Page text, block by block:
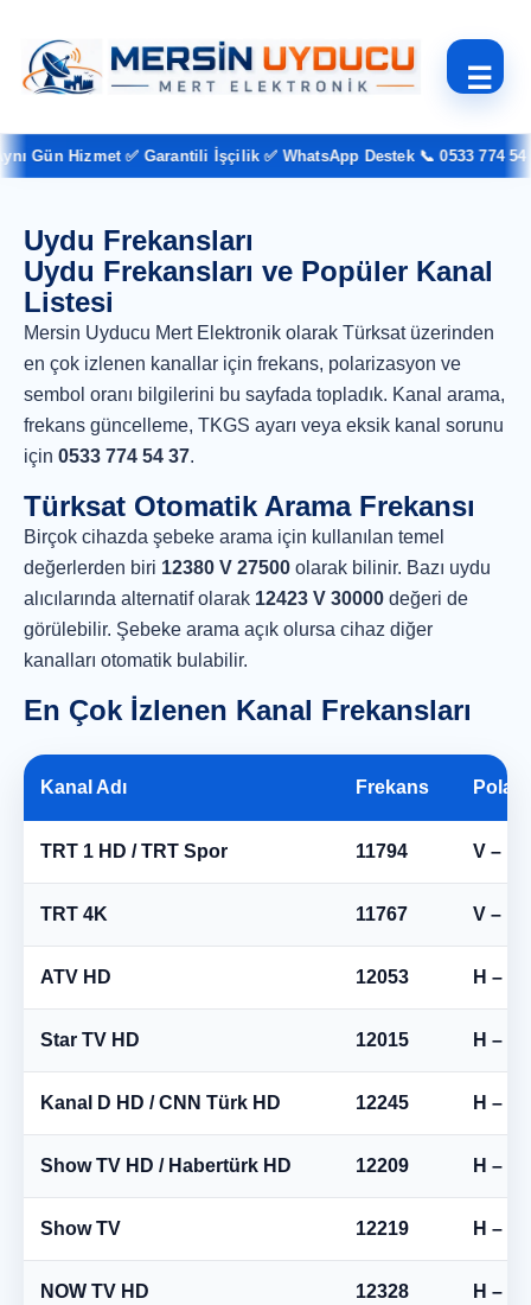
☰
Gün Hizmet ✅ Garantili İşçilik ✅ WhatsApp Destek 📞 0533 774 54 37
Uydu Frekansları
Uydu Frekansları ve Popüler Kanal
Listesi
Mersin Uyducu Mert Elektronik olarak Türksat üzerinden
en çok izlenen kanallar için frekans, polarizasyon ve
sembol oranı bilgilerini bu sayfada topladık. Kanal arama,
frekans güncelleme, TKGS ayarı veya eksik kanal sorunu
için 0533 774 54 37.
Türksat Otomatik Arama Frekansı
Birçok cihazda şebeke arama için kullanılan temel
değerlerden biri 12380 V 27500 olarak bilinir. Bazı uydu
alıcılarında alternatif olarak 12423 V 30000 değeri de
görülebilir. Şebeke arama açık olursa cihaz diğer
kanalları otomatik bulabilir.
En Çok İzlenen Kanal Frekansları
Kanal Adı Frekans
TRT 1 HD / TRT Spor 11794 V –
TRT 4K 11767 V –
ATV HD 12053 H –
Star TV HD 12015 H –
Kanal D HD / CNN Türk HD 12245 H –
Show TV HD / Habertürk HD 12209 H –
Show TV 12219 H –
NOW TV HD 12328 H –